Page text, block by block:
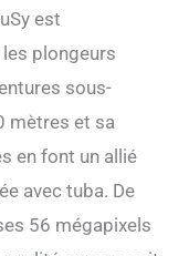
ou dans
Sa
anti-
permet de
photos en
même
4K UHD et
résolution
est
plongeurs
sous-
mètres et sa
en font un allié
avec tuba. De
56 mégapixels